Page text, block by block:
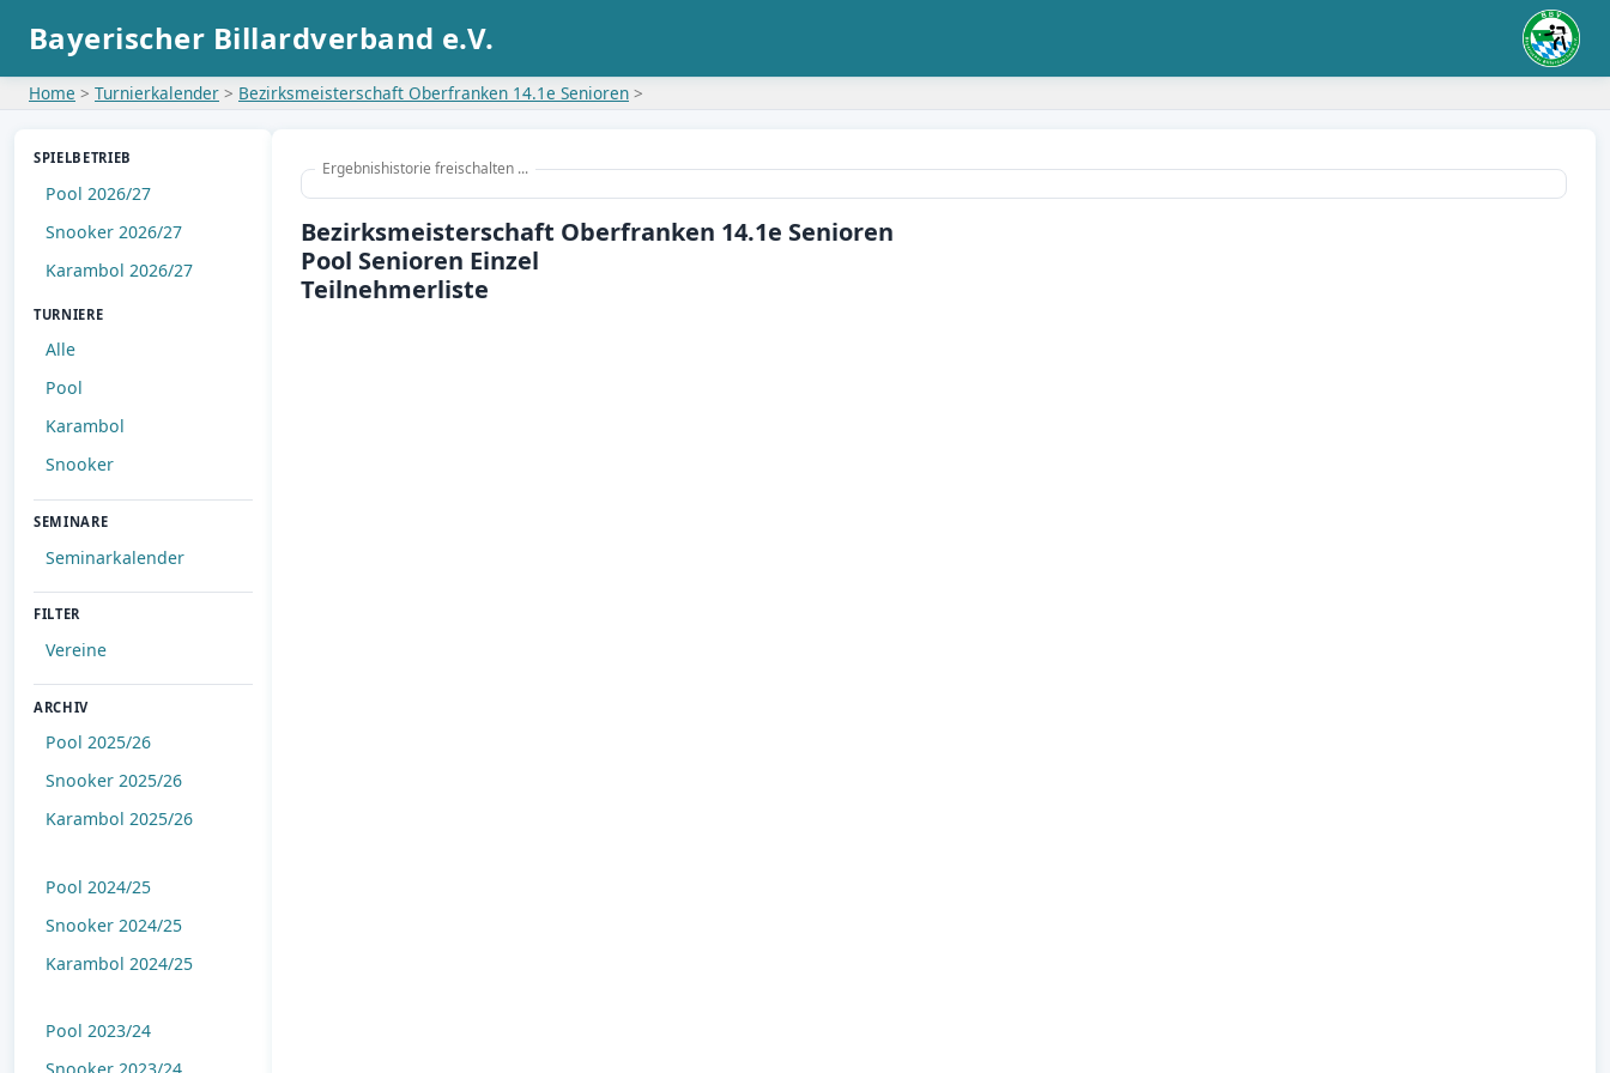
Home > Turnierkalender > Bezirksmeisterschaft Oberfranken 14.1e Senioren >
SPIELBETRIEB
Pool 2026/27
Snooker 2026/27
Karambol 2026/27
TURNIERE
Alle
Pool
Karambol
Snooker
SEMINARE
Seminarkalender
FILTER
Vereine
ARCHIV
Pool 2025/26
Snooker 2025/26
Karambol 2025/26
Pool 2024/25
Snooker 2024/25
Karambol 2024/25
Pool 2023/24
Ergebnishistorie freischalten ...
Bezirksmeisterschaft Oberfranken 14.1e Senioren
Pool Senioren Einzel
Teilnehmerliste